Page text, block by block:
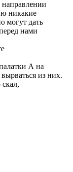
никакие
могут дать
нами
А на
из них.